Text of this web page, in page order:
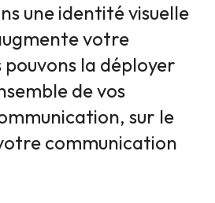
une identité visuelle
votre
pouvons la déployer
de vos
sur le
communication